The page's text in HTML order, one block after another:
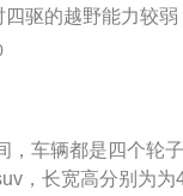
驱的越野能力较
时的任何时间所有
610nm，环保标准
，车辆都是四个轮
，长宽高分别为为